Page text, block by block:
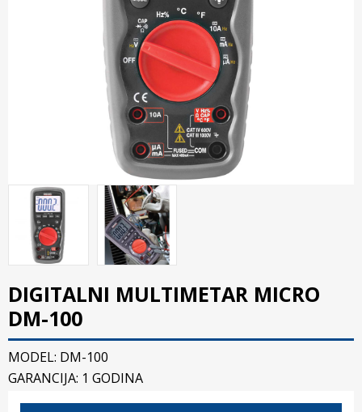
DIGITALNI MULTIMETAR MICRO
DM-100
MODEL: DM-100
GARANCIJA: 1 GODINA